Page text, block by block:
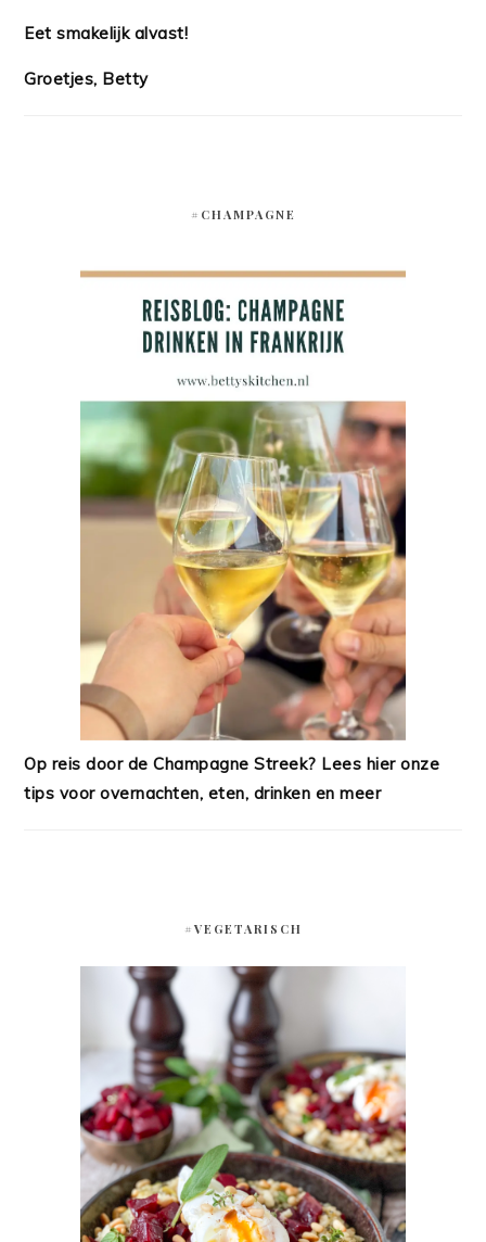
Eet smakelijk alvast!
Groetjes, Betty
#CHAMPAGNE
Op reis door de Champagne Streek? Lees hier onze
tips voor overnachten, eten, drinken en meer
#VEGETARISCH